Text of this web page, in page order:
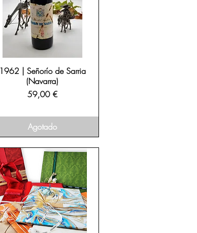
1962 | Señorío de Sarria
(Navarra)
Precio
59,00 €
Agotado